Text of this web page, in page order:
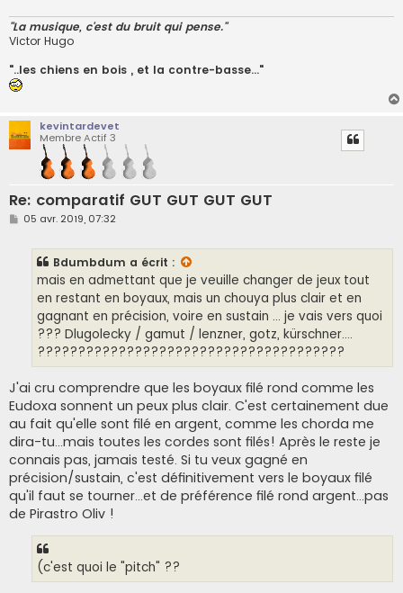
"La musique, c'est du bruit qui pense."
Victor Hugo
"..les chiens en bois , et la contre-basse..."
kevintardevet
Membre Actif 3
Re: comparatif GUT GUT GUT GUT
M
05 avr. 2019, 07:32
Bdumbdum a écrit :
mais en admettant que je veuille changer de jeux tout
en restant en boyaux, mais un chouya plus clair et en
gagnant en précision, voire en sustain ... je vais vers quoi
??? Dlugolecky / gamut / lenzner, gotz, kürschner....
??????????????????????????????????????
J'ai cru comprendre que les boyaux filé rond comme les
Eudoxa sonnent un peux plus clair. C'est certainement due
au fait qu'elle sont filé en argent, comme les chorda me
dira-tu...mais toutes les cordes sont filés! Après le reste je
connais pas, jamais testé. Si tu veux gagné en
précision/sustain, c'est définitivement vers le boyaux filé
qu'il faut se tourner...et de préférence filé rond argent...pas
de Pirastro Oliv !
(c'est quoi le "pitch" ??